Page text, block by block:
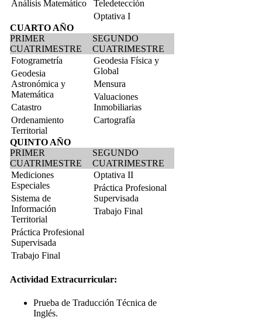
Análisis Matemático
Teledetección
Optativa I
CUARTO AÑO
PRIMER
CUATRIMESTRE
SEGUNDO
CUATRIMESTRE
Fotogrametría
Geodesia
Astronómica y
Matemática
Catastro
Ordenamiento
Territorial
Geodesia Física y
Global
Mensura
Valuaciones
Inmobiliarias
Cartografía
QUINTO AÑO
PRIMER
CUATRIMESTRE
SEGUNDO
CUATRIMESTRE
Mediciones
Especiales
Sistema de
Información
Territorial
Práctica Profesional
Supervisada
Trabajo Final
Optativa II
Práctica Profesional
Supervisada
Trabajo Final
Actividad Extracurricular:
Prueba de Traducción Técnica de
Inglés.